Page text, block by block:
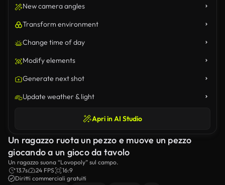
New camera angles
Transform environment
Change time of day
Modify elements
Generate next shot
Update weather & light
Apri in AI Studio
Un ragazzo ruota un pezzo e muove un pezzo
giocando a un gioco da tavolo
Un ragazzo suona “Lovopoly” sul campo.
13.7s
24 FPS
16:9
Diritti commerciali gratuiti